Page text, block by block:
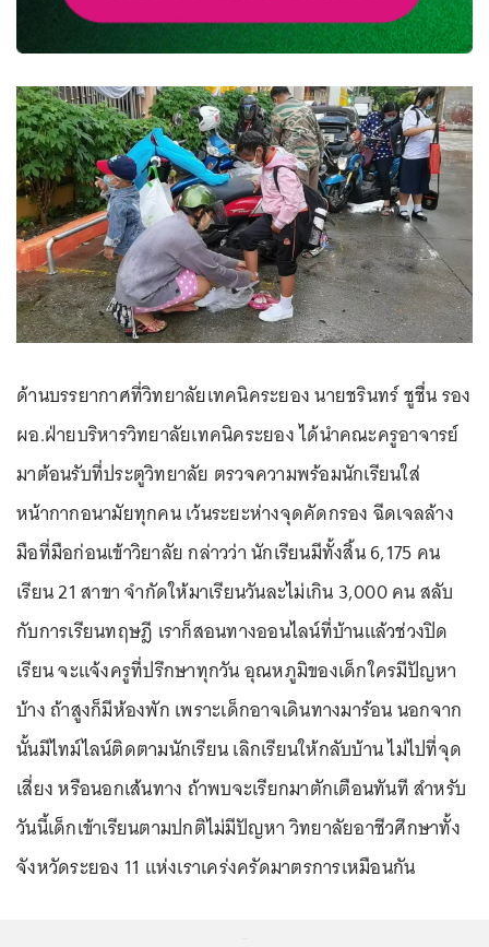
ด้านบรรยากาศที่วิทยาลัยเทคนิคระยอง นายชรินทร์ ชูชื่น รอง
ผอ.ฝ่ายบริหารวิทยาลัยเทคนิคระยอง ได้นำคณะครูอาจารย์
มาต้อนรับที่ประตูวิทยาลัย ตรวจความพร้อมนักเรียนใส่
หน้ากากอนามัยทุกคน เว้นระยะห่างจุดคัดกรอง ฉีดเจลล้าง
มือที่มือก่อนเข้าวิยาลัย กล่าวว่า นักเรียนมีทั้งสิ้น 6,175 คน
เรียน 21 สาขา จำกัดให้มาเรียนวันละไม่เกิน 3,000 คน สลับ
กับการเรียนทฤษฎี เราก็สอนทางออนไลน์ที่บ้านแล้วช่วงปิด
เรียน จะแจ้งครูที่ปรึกษาทุกวัน อุณหภูมิของเด็กใครมีปัญหา
บ้าง ถ้าสูงก็มีห้องพัก เพราะเด็กอาจเดินทางมาร้อน นอกจาก
นั้นมีไทม์ไลน์ติดตามนักเรียน เลิกเรียนให้กลับบ้าน ไม่ไปที่จุด
เสี่ยง หรือนอกเส้นทาง ถ้าพบจะเรียกมาตักเตือนทันที สำหรับ
วันนี้เด็กเข้าเรียนตามปกติไม่มีปัญหา วิทยาลัยอาชีวศึกษาทั้ง
จังหวัดระยอง 11 แห่งเราเคร่งครัดมาตรการเหมือนกัน